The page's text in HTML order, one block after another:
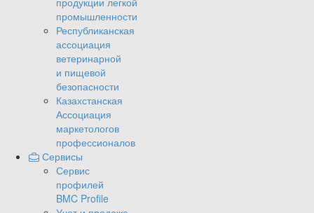
промышленности
Республиканская
ассоциация
ветеринарной
и пищевой
безопасности
Казахстанская
Ассоциация
маркетологов
профессионалов
Сервисы
Сервис
профилей
BMC Profile